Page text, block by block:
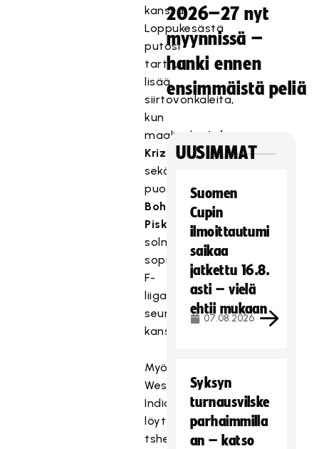
kanssa.
Loppukesästä
putosi
tarttui
lisää
siirtovonkaleita,
kun
maalivahti Lukas
Kriz
sekä
puolustaja
Bohumil
Piskacek
solmivat
sopimukset
F-
liiga-
seuran
kanssa.
Myös
Westend
Indiansista
löytyy
tshekkiverta,
2026–27 nyt
myynnissä –
hanki ennen
ensimmäistä peliä
UUSIMMAT
Suomen
Cupin
ilmoittautumi
saikaa
jatkettu 16.8.
asti – vielä
ehtii mukaan
07.08.2026
Syksyn
turnausvilske
parhaimmilla
an – katso